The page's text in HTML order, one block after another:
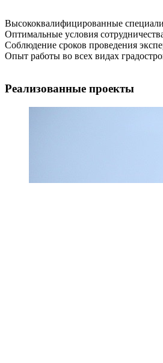
Высококвалифицированные
Оптимальные условия
Соблюдение сроков проведения
Опыт работы во всех видах
Реализованные проекты